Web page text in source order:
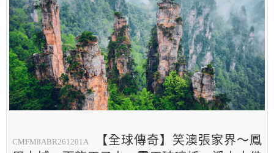
CMFM8ABR261201A
【全球傳奇】笑澳張家界～鳳